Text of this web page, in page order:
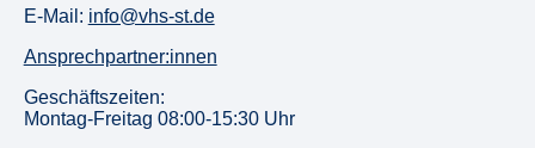
E-Mail: info@vhs-st.de
Ansprechpartner:innen
Geschäftszeiten:
Montag-Freitag 08:00-15:30 Uhr